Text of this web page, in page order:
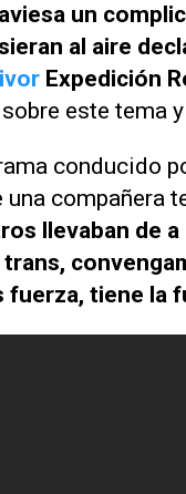
un
al aire
Expedición
este tema
conducido
una compañera
llevaban de
fuerza, tiene la